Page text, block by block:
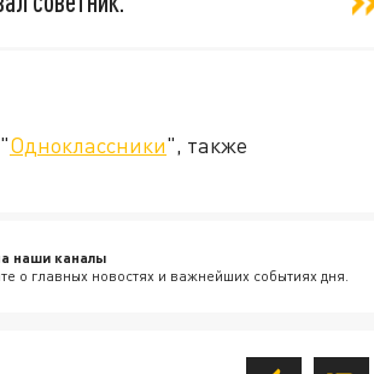
Одноклассники", также
наши каналы
о главных новостях и важнейших событиях дня.